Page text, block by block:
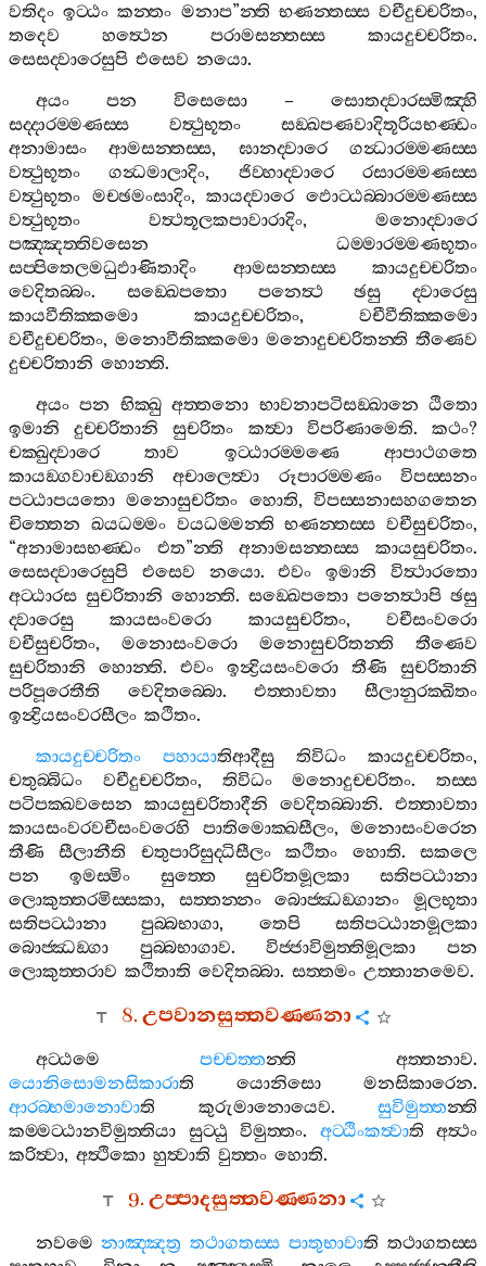
වතිදං ඉට‍්ඨං කන‍්තං මනාප”න‍්ති භණන‍්තස‍්ස වචීදුච‍්චරිතං,
තදෙව
හත්‍ථෙන පරාමසන‍්තස‍්ස කායදුච‍්චරිතං.
සෙසද‍්වාරෙසුපි එසෙව නයො.
අයං
පන විසෙසො– සොතද‍්වාරස‍්මිඤ‍්හි
සද‍්දාරම‍්මණස‍්ස
වත්‍ථුභූතං
සඞ‍්ඛපණවාදිතූරියභණ‍්ඩං
අනාමාසං
ආමසන‍්තස‍්ස, ඝානද‍්වාරෙ
ගන්‍ධාරම‍්මණස‍්ස
වත්‍ථුභූතං
ගන්‍ධමාලාදිං, ජිව‍්හාද‍්වාරෙ
රසාරම‍්මණස‍්ස
වත්‍ථුභූතං මච‍්ඡමංසාදිං,කායද‍්වාරෙ ඵොට‍්ඨබ‍්බාරම‍්මණස‍්ස
වත්‍ථුභූතං
වත්‍ථතූලකපාවාරාදිං, මනොද‍්වාරෙ
පඤ‍්ඤත‍්තිවසෙන
ධම‍්මාරම‍්මණභූතං
සප‍්පිතෙලමධුඵාණිතාදිං
ආමසන‍්තස‍්ස
කායදුච‍්චරිතං
වෙදිතබ‍්බං. සඞ‍්ඛෙපතො පනෙත්‍ථ ඡසු
ද‍්වාරෙසු
කායවීතික‍්කමො
කායදුච‍්චරිතං, වචීවීතික‍්කමො
වචීදුච‍්චරිතං, මනොවීතික‍්කමො මනොදුච‍්චරිතන‍්ති තීණෙව
දුච‍්චරිතානි හොන‍්ති.
අයං පන භික‍්ඛු අත‍්තනො භාවනාපටිසඞ‍්ඛානෙ ඨිතො
ඉමානි
දුච‍්චරිතානි සුචරිතං කත්‍වා විපරිණාමෙති.කථං?
චක‍්ඛුද‍්වාරෙ
තාව ඉට‍්ඨාරම‍්මණෙ
ආපාථගතෙ
කායඞ‍්ගවාචඞ‍්ගානි
අචාලෙත්‍වා රූපාරම‍්මණං
විපස‍්සනං
පට‍්ඨාපයතො මනොසුචරිතං හොති,විපස‍්සනාසහගතෙන
චිත‍්තෙන ඛයධම‍්මං වයධම‍්මන‍්ති භණන‍්තස‍්ස වචීසුචරිතං,
“අනාමාසභණ‍්ඩං එත”න‍්ති අනාමසන‍්තස‍්ස කායසුචරිතං.
සෙසද‍්වාරෙසුපි
එසෙව නයො.එවං ඉමානි
විත්‍ථාරතො
අට‍්ඨාරස සුචරිතානි හොන‍්ති. සඞ‍්ඛෙපතො පනෙත්‍ථාපි ඡසු
ද‍්වාරෙසු
කායසංවරො කායසුචරිතං,වචීසංවරො
වචීසුචරිතං, මනොසංවරො මනොසුචරිතන‍්ති
තීණෙව
සුචරිතානි
හොන‍්ති. එවං ඉන්‍ද්‍රියසංවරො තීණි
සුචරිතානි
පරිපූරෙතීති
වෙදිතබ‍්බො.එත‍්තාවතා
සීලානුරක‍්ඛිතං
ඉන්‍ද්‍රියසංවරසීලං කථිතං.
කායදුච‍්චරිතං
පහායාතිආදීසු තිවිධං කායදුච‍්චරිතං,
චතුබ‍්බිධං
වචීදුච‍්චරිතං, තිවිධං මනොදුච‍්චරිතං. තස‍්ස
පටිපක‍්ඛවසෙන
කායසුචරිතාදීනි වෙදිතබ‍්බානි. එත‍්තාවතා
කායසංවරවචීසංවරෙහි
පාතිමොක‍්ඛසීලං, මනොසංවරෙන
තීණි
සීලානීති චතුපාරිසුද‍්ධිසීලං කථිතං හොති.සකලෙ
පන
ඉමස‍්මිං සුත‍්තෙ සුචරිතමූලකා
සතිපට‍්ඨානා
ලොකුත‍්තරමිස‍්සකා, සත‍්තන‍්නං බොජ‍්ඣඞ‍්ගානං
මූලභූතා
සතිපට‍්ඨානා
පුබ‍්බභාගා, තෙපි
සතිපට‍්ඨානමූලකා
බොජ‍්ඣඞ‍්ගා
පුබ‍්බභාගාව.විජ‍්ජාවිමුත‍්තිමූලකා
පන
ලොකුත‍්තරාව කථිතාති වෙදිතබ‍්බා. සත‍්තමං උත‍්තානමෙව.
8.උපවානසුත‍්තවණ‍්ණනා
අට‍්ඨමෙ පච‍්චත‍්තන‍්ති අත‍්තනාව.
යොනිසොමනසිකාරාති යොනිසො මනසිකාරෙන.
ආරබ‍්භමානොවාති කුරුමානොයෙව. සුවිමුත‍්තන‍්ති
කම‍්මට‍්ඨානවිමුත‍්තියා
සුට‍්ඨු විමුත‍්තං. අට‍්ඨිංකත්‍වාති
අත්‍ථං
කරිත්‍වා, අත්‍ථිකො හුත්‍වාති වුත‍්තං හොති.
9.උප‍්පාදසුත‍්තවණ‍්ණනා
නවමෙ නාඤ‍්ඤත්‍ර තථාගතස‍්ස පාතුභාවාති තථාගතස‍්ස